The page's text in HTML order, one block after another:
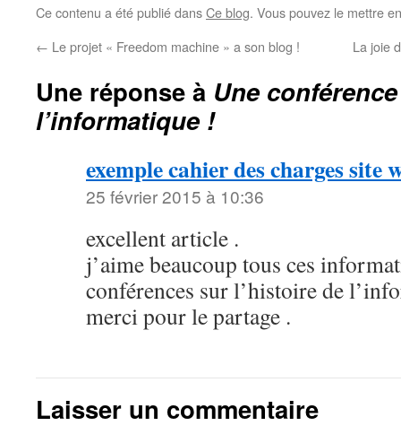
de 42 que, le…
Ce contenu a été publié dansCe blog. Vous pouvez le mettre
← Le projet « Freedom machine » a son blog ! La joie
Une réponse à Une
l’informatique !
exemple cahier des charges site
25 février 2015 à 10:36
excellent article .
j’aime beaucoup tous ces
conférences sur l’histoire de
merci pour le partage .
Laisser un commentaire